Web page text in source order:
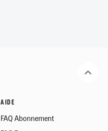
AIDE
FAQ Abonnement